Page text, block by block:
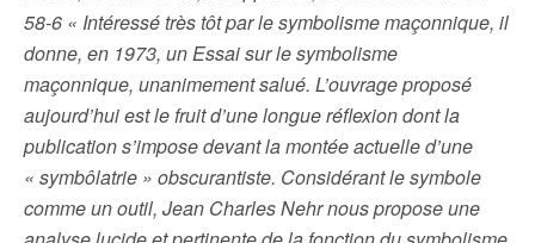
58-6 « Intéressé très tôt par le symbolisme maçonnique, il
donne, en 1973, un Essai sur le symbolisme
maçonnique, unanimement salué. L’ouvrage proposé
aujourd’hui est le fruit d’une longue réflexion dont la
publication s’impose devant la montée actuelle d’une
« symbôlatrie » obscurantiste. Considérant le symbole
comme un outil, Jean Charles Nehr nous propose une